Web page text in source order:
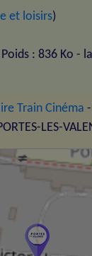
et loisirs)
: 836 Ko -
Train Cinéma
LES-